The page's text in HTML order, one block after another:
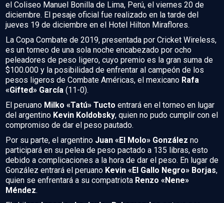
el Coliseo Manuel Bonilla de Lima, Perú, el viernes 20 de
diciembre. El pesaje oficial fue realizado en la tarde del
jueves 19 de diciembre en el Hotel Hilton Miraflores.
La Copa Combate de 2019, presentada por Cricket Wireless,
es un torneo de una sola noche encabezado por ocho
peleadores de peso ligero, cuyo premio es la gran suma de
$100.000 y la posibilidad de enfrentar al campeón de los
pesos ligeros de Combate Américas, el mexicano Rafa
«Gifted» García (11-0).
El peruano Milko «Tatú» Tucto entrará en el torneo en lugar
del argentino Kevin Koldobsky, quien no pudo cumplir con el
compromiso de dar el peso pautado.
Por su parte, el argentino Juan «El Molo» González no
participará en su pelea de peso pactado a 135 libras, esto
debido a complicaciones a la hora de dar el peso. En lugar de
González entrará el peruano Kevin «El Gallo Negro» Borjas,
quien se enfrentará a su compatriota Renzo «Nene»
Méndez.